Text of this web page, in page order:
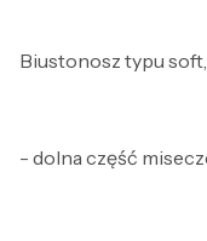
Biustonosz typu
- dolna część